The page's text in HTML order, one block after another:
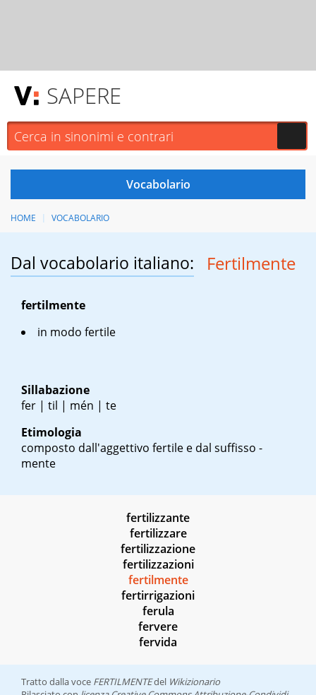
SAPERE
HOME VOCABOLARIO
Dal vocabolario italiano: Fertilmente
fertilmente
in modo fertile
Sillabazione
fer | til | mén | te
Etimologia
composto dall'aggettivo fertile e dal suffisso -
mente
fertilizzante
fertilizzare
fertilizzazione
fertilizzazioni
fertilmente
fertirrigazioni
ferula
fervere
fervida
Tratto dalla voce FERTILMENTEdel Wikizionario